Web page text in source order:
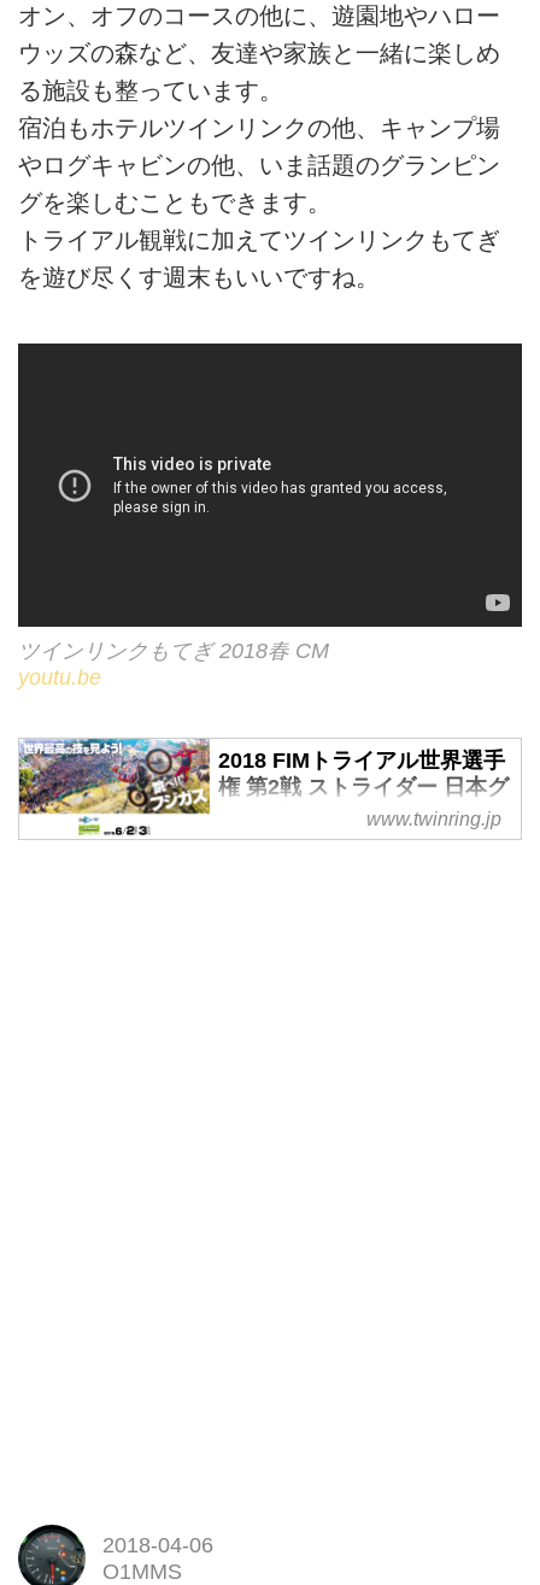
オン、オフのコースの他に、遊園地やハロー
ウッズの森など、友達や家族と一緒に楽しめ
る施設も整っています。
宿泊もホテルツインリンクの他、キャンプ場
やログキャビンの他、いま話題のグランピン
グを楽しむこともできます。
トライアル観戦に加えてツインリンクもてぎ
を遊び尽くす週末もいいですね。
ツインリンクもてぎ 2018春 CM
youtu.be
2018 FIMトライアル世界選手
権 第2戦 ストライダー 日本グ
www.twinring.jp
2018-04-06
O1MMS